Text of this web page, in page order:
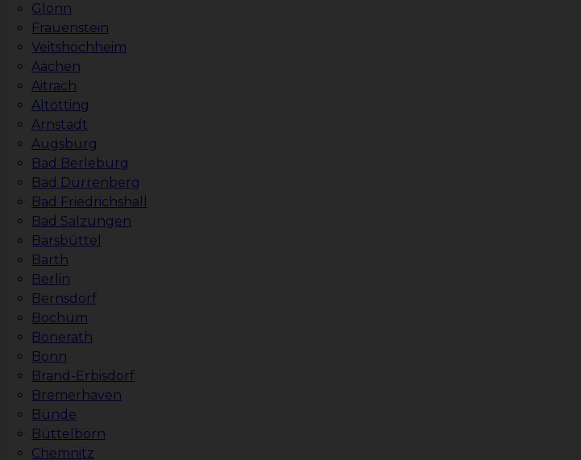
Glonn
Frauenstein
Veitshöchheim
Aachen
Aitrach
Altötting
Arnstadt
Augsburg
Bad Berleburg
Bad Dürrenberg
Bad Friedrichshall
Bad Salzungen
Barsbüttel
Barth
Berlin
Bernsdorf
Bochum
Bonerath
Bonn
Brand-Erbisdorf
Bremerhaven
Bünde
Büttelborn
Chemnitz